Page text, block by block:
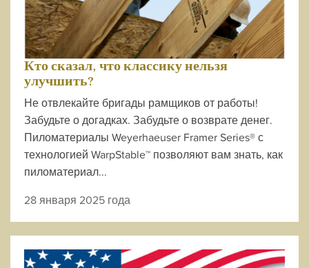
Кто сказал, что классику нельзя
улучшить?
Не отвлекайте бригады рамщиков от работы!
Забудьте о догадках. Забудьте о возврате денег.
Пиломатериалы Weyerhaeuser Framer Series® с
технологией WarpStable™ позволяют вам знать, как
пиломатериал...
28 января 2025 года